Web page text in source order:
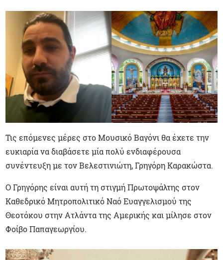
Τις επόμενες μέρες στο Μουσικό Βαγόνι θα έχετε την
ευκιαρία να διαβάσετε μία πολύ ενδιαφέρουσα
συνέντευξη με τον Βελεστινιώτη, Γρηγόρη Καρακώστα.
Ο Γρηγόρης είναι αυτή τη στιγμή Πρωτοψάλτης στον
Καθεδρικό Μητροπολιτικό Ναό Ευαγγελισμού της
Θεοτόκου στην Ατλάντα της Αμερικής και μίλησε στον
Φοίβο Παπαγεωργίου.